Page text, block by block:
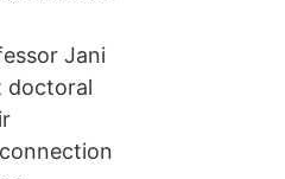
Jani
doctoral